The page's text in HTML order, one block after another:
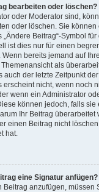
bearbeiten oder löschen?
oder Moderator sind,
oder löschen. Sie können
Beitrag“-Symbol
ist dies nur für einen
bereits jemand auf
als
auch der letzte Zeitpunkt
nicht, wenn noch
wenn ein Administrator
können jedoch, falls sie
Ihr Beitrag überarbeitet
einen Beitrag nicht
hat.
eine Signatur anfügen?
Beitrag anzufügen, müssen